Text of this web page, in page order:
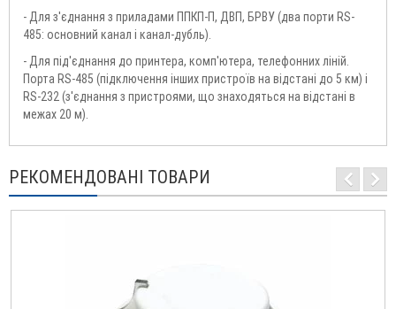
- Для з'єднання з приладами ППКП-П, ДВП, БРВУ (два порти RS-
485: основний канал і канал-дубль).
- Для під'єднання до принтера, комп'ютера, телефонних ліній.
Порта RS-485 (підключення інших пристроїв на відстані до 5 км) і
RS-232 (з'єднання з пристроями, що знаходяться на відстані в
межах 20 м).
РЕКОМЕНДОВАНІ ТОВАРИ